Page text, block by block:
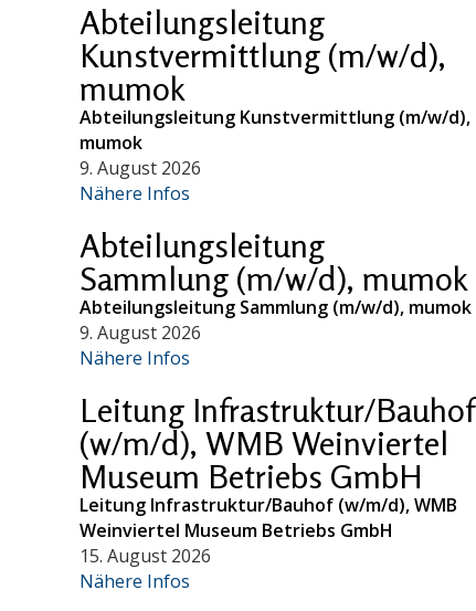
Abteilungsleitung
Kunstvermittlung (m/w/d),
mumok
Abteilungsleitung Kunstvermittlung (m/w/d),
mumok
9. August 2026
Nähere Infos
Abteilungsleitung
Sammlung (m/w/d), mumok
Abteilungsleitung Sammlung (m/w/d), mumok
9. August 2026
Nähere Infos
Leitung Infrastruktur/Bauhof
(w/m/d), WMB Weinviertel
Museum Betriebs GmbH
Leitung Infrastruktur/Bauhof (w/m/d), WMB
Weinviertel Museum Betriebs GmbH
15. August 2026
Nähere Infos